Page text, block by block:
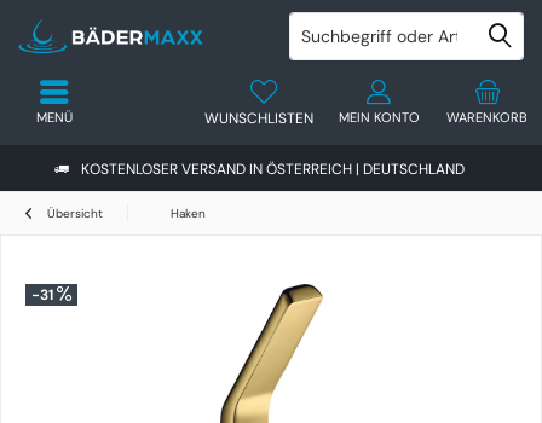
KOSTENLOSER VERSAND IN ÖSTERREICH | DEUTSCHLAND
WARENKORB
WUNSCHLISTEN MEIN KONTO
MENÜ
Übersicht Haken
-31